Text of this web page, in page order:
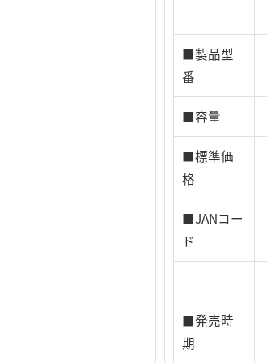
■製品型
番
■容量
■標準価
格
■JANコー
ド
■発売時
期